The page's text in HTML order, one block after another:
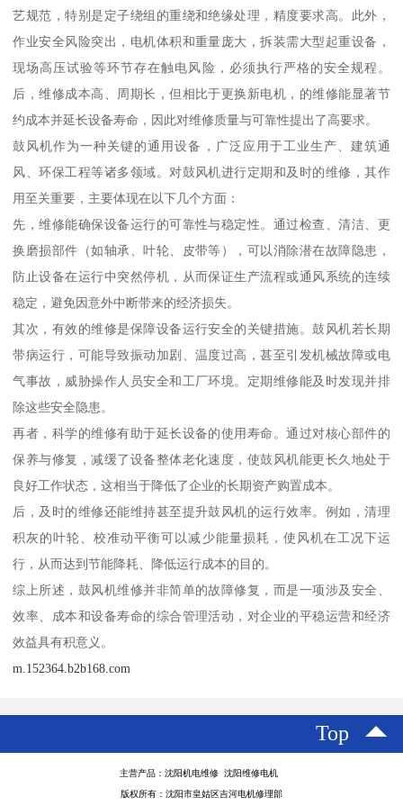
艺规范，特别是定子绕组的重绕和绝缘处理，精度要求高。此外，
作业安全风险突出，电机体积和重量庞大，拆装需大型起重设备，
现场高压试验等环节存在触电风险，必须执行严格的安全规程。
后，维修成本高、周期长，但相比于更换新电机，的维修能显著节
约成本并延长设备寿命，因此对维修质量与可靠性提出了高要求。
鼓风机作为一种关键的通用设备，广泛应用于工业生产、建筑通
风、环保工程等诸多领域。对鼓风机进行定期和及时的维修，其作
用至关重要，主要体现在以下几个方面：
先，维修能确保设备运行的可靠性与稳定性。通过检查、清洁、更
换磨损部件（如轴承、叶轮、皮带等），可以消除潜在故障隐患，
防止设备在运行中突然停机，从而保证生产流程或通风系统的连续
稳定，避免因意外中断带来的经济损失。
其次，有效的维修是保障设备运行安全的关键措施。鼓风机若长期
带病运行，可能导致振动加剧、温度过高，甚至引发机械故障或电
气事故，威胁操作人员安全和工厂环境。定期维修能及时发现并排
除这些安全隐患。
再者，科学的维修有助于延长设备的使用寿命。通过对核心部件的
保养与修复，减缓了设备整体老化速度，使鼓风机能更长久地处于
良好工作状态，这相当于降低了企业的长期资产购置成本。
后，及时的维修还能维持甚至提升鼓风机的运行效率。例如，清理
积灰的叶轮、校准动平衡可以减少能量损耗，使风机在工况下运
行，从而达到节能降耗、降低运行成本的目的。
综上所述，鼓风机维修并非简单的故障修复，而是一项涉及安全、
效率、成本和设备寿命的综合管理活动，对企业的平稳运营和经济
效益具有积意义。
m.152364.b2b168.com
Top
主营产品：沈阳机电维修 沈阳维修电机
版权所有：沈阳市皇姑区吉河电机修理部